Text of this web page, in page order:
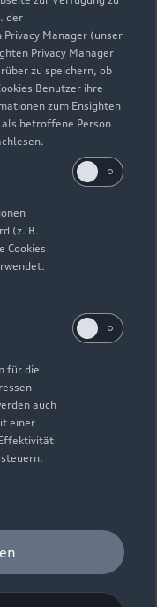
der
Manager (unser
Privacy Manager
zu speichern, ob
Benutzer ihre
zum Ensighten
als betroffene Person
(z. B.
Cookies
für die
auch
einer
nach oben